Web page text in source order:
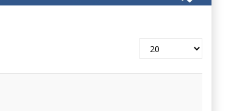
Pokaż